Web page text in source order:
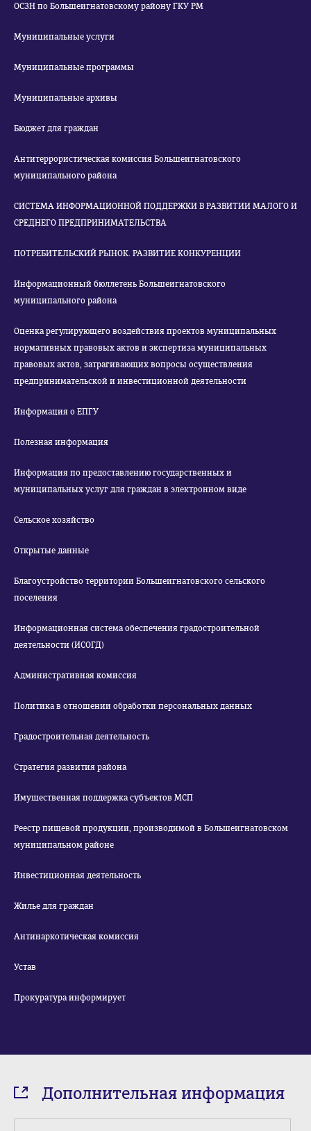
ОСЗН по Большеигнатовскому району ГКУ РМ
Муниципальные услуги
Муниципальные программы
Муниципальные архивы
Бюджет для граждан
Антитеррористическая комиссия Большеигнатовского
муниципального района
СИСТЕМА ИНФОРМАЦИОННОЙ ПОДДЕРЖКИ В РАЗВИТИИ МАЛОГО И
СРЕДНЕГО ПРЕДПРИНИМАТЕЛЬСТВА
ПОТРЕБИТЕЛЬСКИЙ РЫНОК. РАЗВИТИЕ КОНКУРЕНЦИИ
Информационный бюллетень Большеигнатовского
муниципального района
Оценка регулирующего воздействия проектов муниципальных
нормативных правовых актов и экспертиза муниципальных
правовых актов, затрагивающих вопросы осуществления
предпринимательской и инвестиционной деятельности
Информация о ЕПГУ
Полезная информация
Информация по предоставлению государственных и
муниципальных услуг для граждан в электронном виде
Сельское хозяйство
Открытые данные
Благоустройство территории Большеигнатовского сельского
поселения
Информационная система обеспечения градостроительной
деятельности (ИСОГД)
Административная комиссия
Политика в отношении обработки персональных данных
Градостроительная деятельность
Стратегия развития района
Имущественная поддержка субъектов МСП
Реестр пищевой продукции, производимой в Большеигнатовском
муниципальном районе
Инвестиционная деятельность
Жилье для граждан
Антинаркотическая комиссия
Устав
Прокуратура информирует
Дополнительная информация